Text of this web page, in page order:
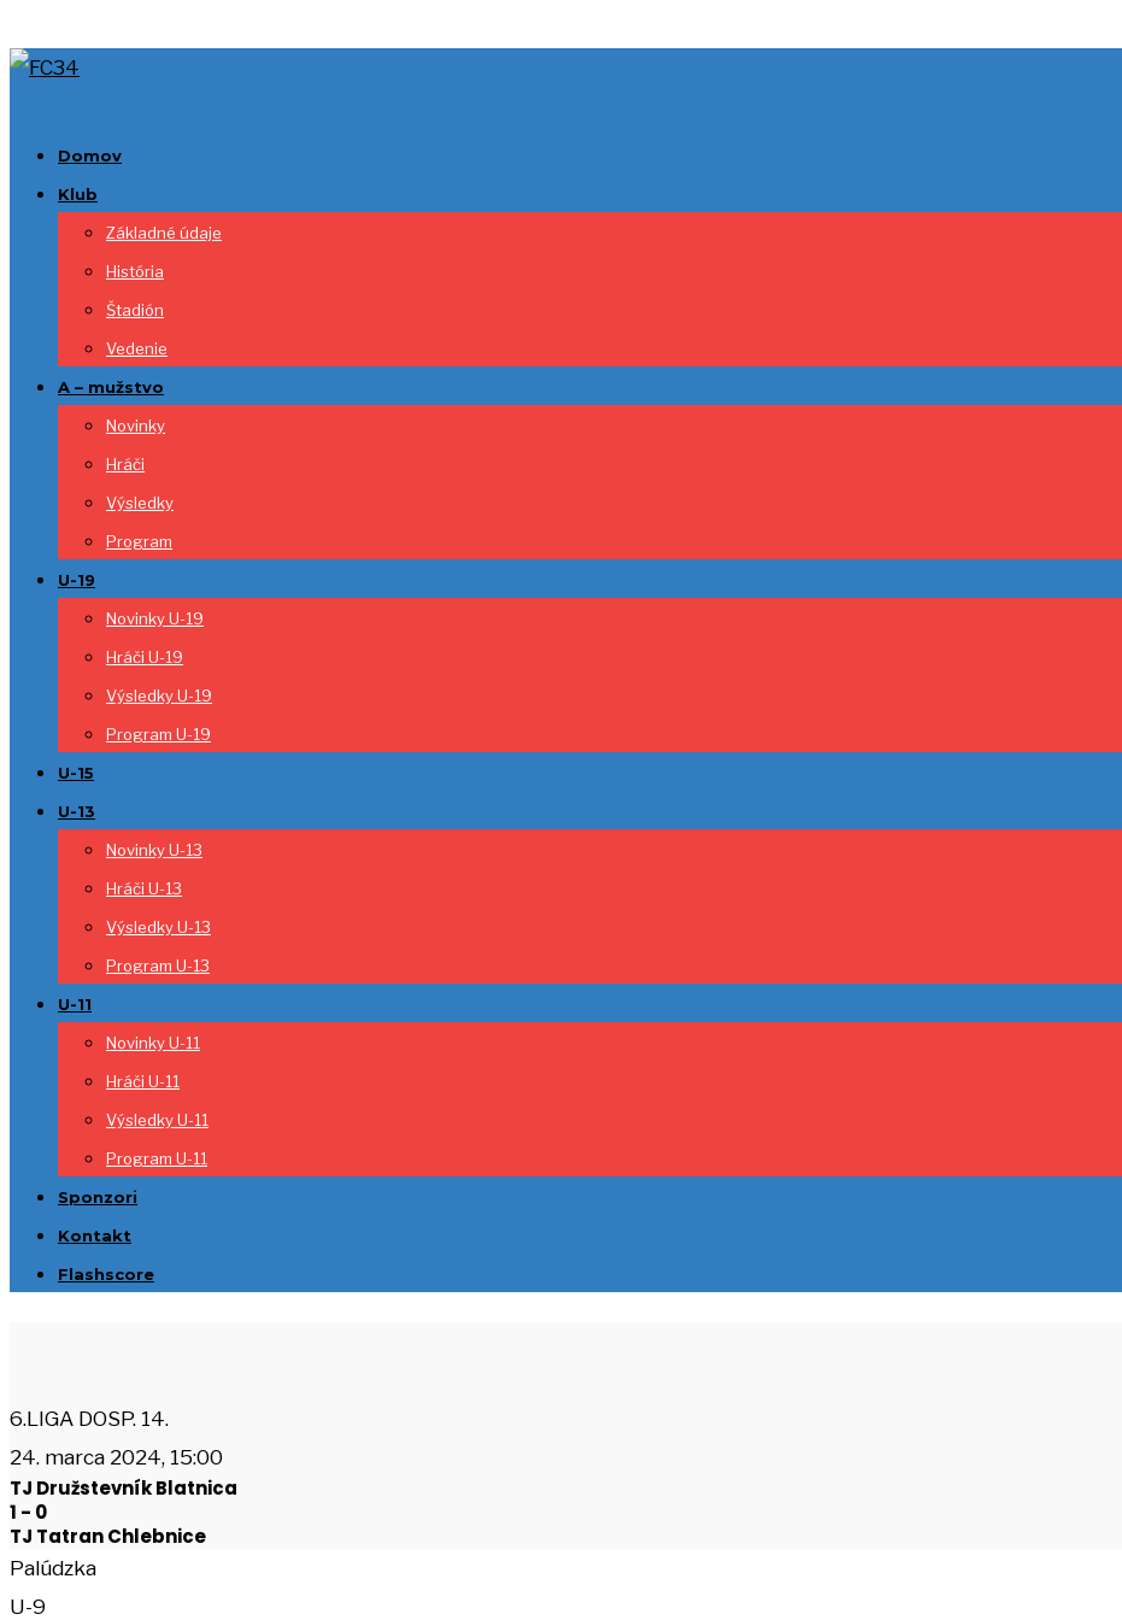
Domov
Klub
Základné údaje
História
Štadión
Vedenie
A – mužstvo
Novinky
Hráči
Výsledky
Program
U-19
Novinky U-19
Hráči U-19
Výsledky U-19
Program U-19
U-15
U-13
Novinky U-13
Hráči U-13
Výsledky U-13
Program U-13
U-11
Novinky U-11
Hráči U-11
Výsledky U-11
Program U-11
Sponzori
Kontakt
Flashscore
6.LIGA DOSP. 14.
24. marca 2024, 15:00
TJ Družstevník Blatnica
1 - 0
TJ Tatran Chlebnice
Palúdzka
U-9